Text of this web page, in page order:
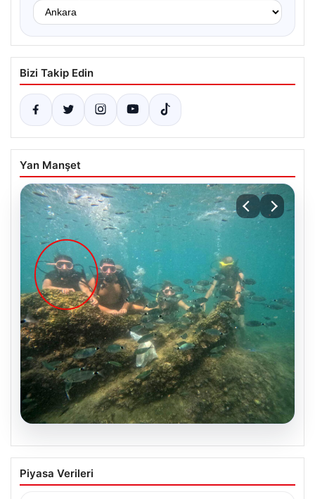
Bizi Takip Edin
Yan Manşet
05.08.2026
Annesi yaşamını yitirmişti, kızı
Instagram’da yakaladı! Ölümlü scuba
Piyasa Verileri